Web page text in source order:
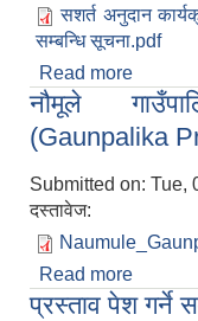
सशर्त अनुदान
सम्बन्धि सूचना.pdf
Read more
पोखरी
नौमूले
(Gaunpalika
Submitted on: Tue,
दस्तावेज:
Read more
प्रस्ताव पेश गर्ने